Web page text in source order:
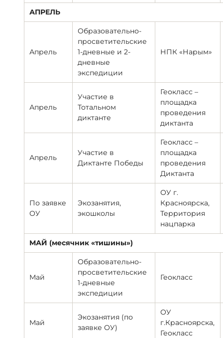
АПРЕЛЬ
Апрель
Образовательно-
просветительские
1-дневные и 2-
дневные
экспедиции
НПК «Нарым»
Апрель
Участие в
Тотальном
диктанте
Геокласс –
площадка
проведения
диктанта
Апрель
Участие в
Диктанте Победы
Геокласс –
площадка
проведения
Диктанта
По заявке
ОУ
Экозанятия,
экошколы
ОУ г.
Красноярска,
Территория
нацпарка
МАЙ (месячник «тишины»)
Май
Образовательно-
просветительские
1-дневные
экспедиции
Геокласс
Май
Экозанятия (по
заявке ОУ)
ОУ
г.Красноярска,
Геокласс